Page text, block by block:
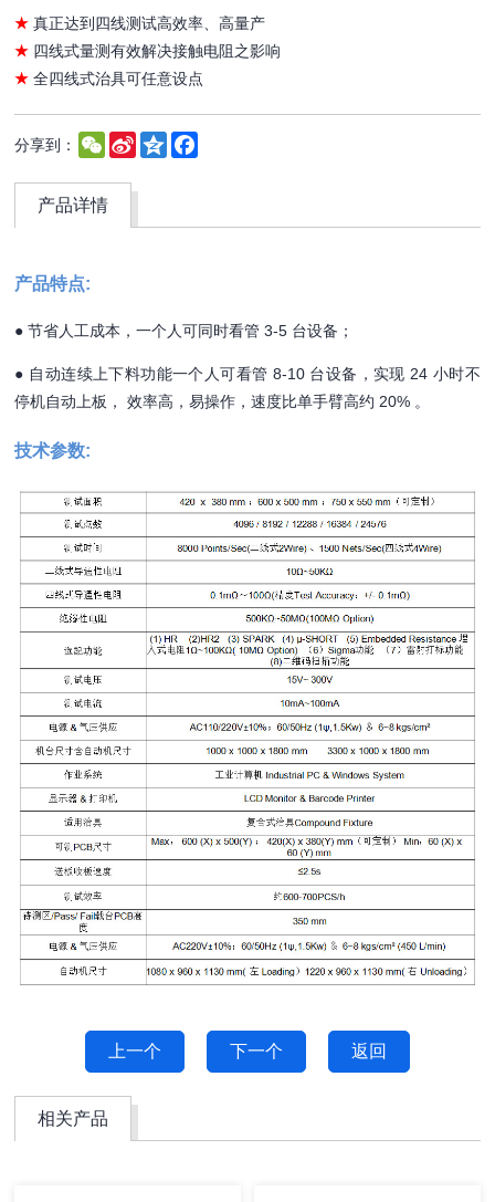
★ 真正达到四线测试高效率、高量产
★ 四线式量测有效解决接触电阻之影响
★ 全四线式治具可任意设点
分享到： WeChat
Sina
Weibo
Qzone
产品详情
产品特点:
●节省人工成本，一个人可同时看管 3-5 台设备；
● 自动连续上下料功能一个人可看管 8-10 台设备，实现 24 小时不
停机自动上板， 效率高，易操作，速度比单手臂高约 20% 。
技术参数:
上一个 下一个 返回
相关产品